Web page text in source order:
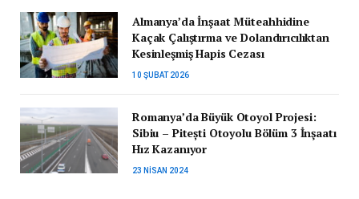
Almanya’da İnşaat Müteahhidine
Kaçak Çalıştırma ve Dolandırıcılıktan
Kesinleşmiş Hapis Cezası
10 ŞUBAT 2026
Romanya’da Büyük Otoyol Projesi:
Sibiu – Pitești Otoyolu Bölüm 3 İnşaatı
Hız Kazanıyor
23 NISAN 2024